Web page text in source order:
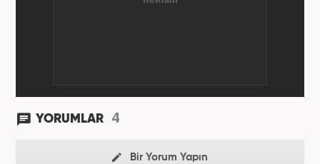
YORUMLAR 4
Bir Yorum Yapın